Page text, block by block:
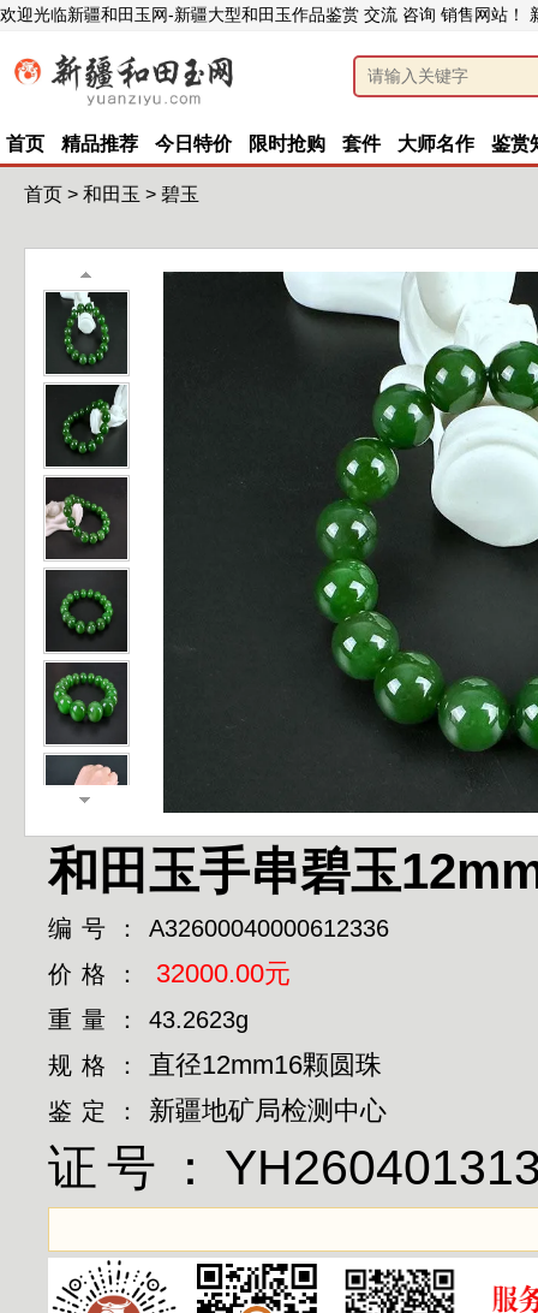
欢迎光临新疆和田玉网-新疆大型和田玉作品鉴赏 交流 咨询 销售网站！
首页 精品推荐 今日特价 限时抢购 套件 大师名作 鉴赏
首页 > 和田玉 > 碧玉
和田玉手串碧玉
编号： A32600040000612336
价格：
32000.00元
重量： 43.2623g
规格： 直径12mm16颗圆珠
鉴定： 新疆地矿局检测中心
证号：